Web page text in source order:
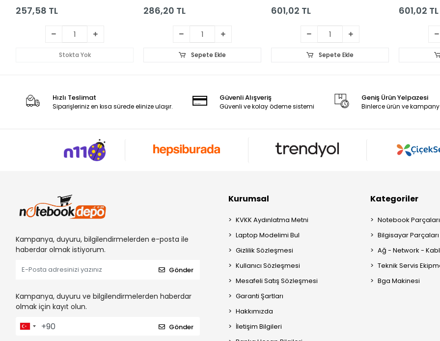
257,58 TL
Stokta Yok
286,20 TL
Sepete Ekle
601,02 TL
Sepete Ekle
601,02 TL
Hızlı Teslimat
Siparişleriniz en kısa sürede elinize ulaşır.
Güvenli Alışveriş
Güvenli ve kolay ödeme sistemi
Geniş Ürün Yelpazesi
Binlerce ürün ve
Kampanya, duyuru, bilgilendirmelerden e-posta ile
haberdar olmak istiyorum.
Gönder
Kampanya, duyuru ve bilgilendirmelerden haberdar
olmak için kayıt olun.
Gönder
Kurumsal
KVKK Aydınlatma Metni
Laptop Modelimi Bul
Gizlilik Sözleşmesi
Kullanıcı Sözleşmesi
Mesafeli Satış Sözleşmesi
Garanti Şartları
Hakkımızda
İletişim Bilgileri
Kategoriler
Notebook Parçaları
Bilgisayar Parçaları
Ağ - Network -
Teknik Servis
Bga Makinesi